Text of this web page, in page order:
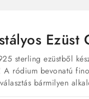
Ezüst
sterling ezüstből
ródium bevonatú
bármilyen